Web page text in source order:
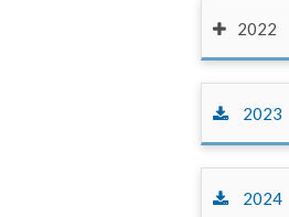
2022
2023
2024